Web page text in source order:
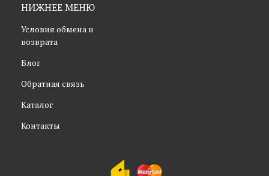
НИЖНЕЕ МЕНЮ
Условия обмена и
возврата
Блог
Обратная связь
Каталог
Контакты